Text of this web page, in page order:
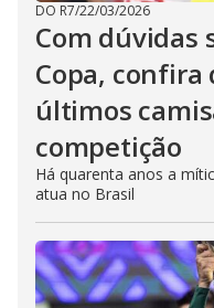
DO R7/22/03/2026
Com dúvidas
Copa,
últimos
competição
Há quarenta anos a
atua no Brasil